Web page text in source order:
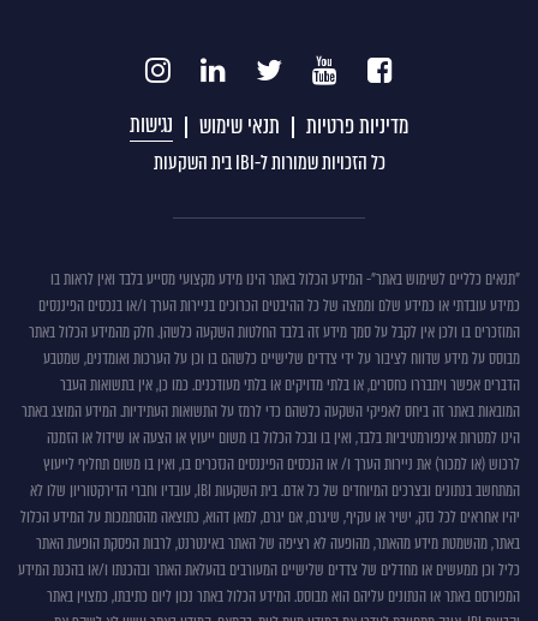
מדיניות פרטיות תנאי שימוש נגישות
כל הזכויות שמורות ל-IBI בית השקעות
תנאים
כללים
לשימוש
באתר
"תנאים כלליים לשימוש באתר"- המידע הכלול באתר הינו מידע מקצועי מסייע בלבד ואין לראות בו
כמידע עובדתי או כמידע שלם וממצה של כל ההיבטים הכרוכים בניירות הערך ו/או בנכסים הפיננסים
המוזכרים בו ולכן אין לקבל על סמך מידע זה בלבד החלטות השקעה כלשהן. חלק מהמידע הכלול באתר
מבוסס על מידע שדווח לציבור על ידי צדדים שלישיים כלשהם בו וכן על הערכות ואומדנים, שמטבע
הדברים אפשר ויתבררו כחסרים, או בלתי מדויקים או בלתי מעודכנים. כמו כן, אין בתשואות העבר
המובאות באתר זה ביחס לאפיקי השקעה כלשהם כדי לרמז על התשואות העתידיות. המידע המוצג באתר
הינו למטרות אינפורמטיביות בלבד, ואין בו ובכל הכלול בו משום ייעוץ או הצעה או שידול או הזמנה
לרכוש (או למכור) את ניירות הערך ו/ או הנכסים הפיננסים הנזכרים בו, ואין בו משום תחליף לייעוץ
המתחשב בנתונים ובצרכים המיוחדים של כל אדם. בית השקעות IBI, עובדיו וחברי הדירקטוריון שלו לא
יהיו אחראים לכל נזק, ישיר או עקיף, שיגרם, אם יגרם, למאן דהוא, כתוצאה מהסתמכות על המידע הכלול
באתר, מהשמטת מידע מהאתר, מהופעה לא רציפה של האתר באינטרנט, לרבות הפסקת הופעת האתר
כליל וכן ממעשים או מחדלים של צדדים שלישיים המעורבים בהעלאת האתר ובהכנתו ו/או בהכנת המידע
המפורסם באתר או הנתונים עליהם הוא מבוסס. המידע הכלול באתר נכון ליום כתיבתו, כמצוין באתר